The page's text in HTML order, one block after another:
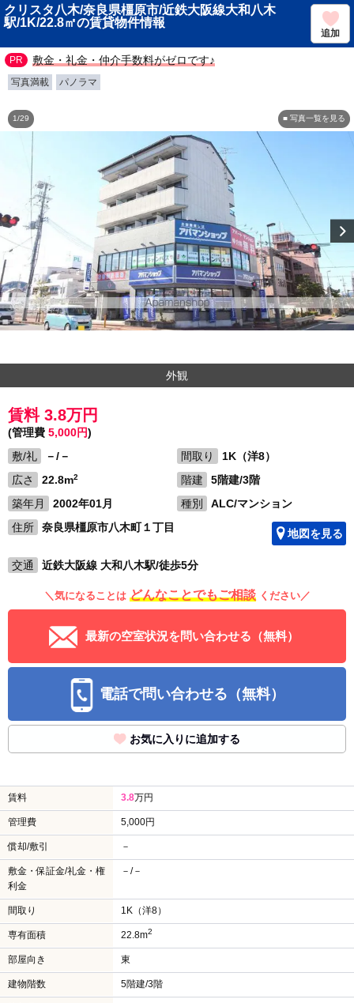
クリスタ八木/奈良県橿原市/近鉄大阪線大和八木
駅/1K/22.8㎡の賃貸物件情報
追加
敷金・礼金・仲介手数料がゼロです♪
写真満載 パノラマ
■ 写真一覧を見る
1/29
外観
賃料 3.8万円
(管理費 5,000円)
敷/礼
－/－ 間取り
1K（洋8）
広さ
22.8m2 階建
5階建/3階
築年月
2002年01月 種別
ALC/マンション
住所
奈良県橿原市八木町１丁目 地図を見る
交通 近鉄大阪線 大和八木駅/徒歩5分
＼気になることは どんなことでもご相談 ください／
最新の空室状況を問い合わせる（無料）
電話で問い合わせる（無料）
お気に入りに追加する
賃料 3.8万円
管理費 5,000円
償却/敷引 －
敷金・保証金/礼金・権
利金
－/－
間取り 1K（洋8）
専有面積 22.8m2
部屋向き 東
建物階数 5階建/3階